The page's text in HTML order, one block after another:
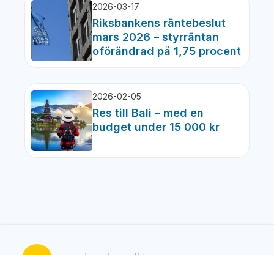
2026-03-17
Riksbankens räntebeslut
mars 2026 – styrräntan
oförändrad på 1,75 procent
2026-02-05
Res till Bali – med en
budget under 15 000 kr